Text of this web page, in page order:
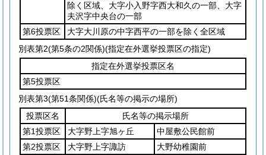
除く区域、大字小入野字西大和久の一部、大字
夫沢字中央台の一部
第6投票区
大字大川原の中字西平の一部を除く全区域
別表第2(第5条の2関係)(指定在外選挙投票区の指定)
指定在外選挙投票区名
第5投票区
別表第3(第51条関係)(氏名等の掲示の場所)
投票区名
氏名等の掲示場所
第1投票区
大字野上字旭ヶ丘
中屋敷公民館前
第2投票区
大字野上字諏訪
大野幼稚園前